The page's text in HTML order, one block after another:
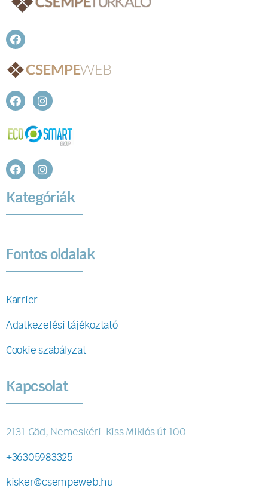
Kategóriák
Fontos oldalak
Karrier
Adatkezelési tájékoztató
Cookie szabályzat
Kapcsolat
2131 Göd, Nemeskéri-Kiss Miklós út 100.
+36305983325
kisker@csempeweb.hu